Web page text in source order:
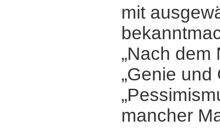
mit
„Nach dem
„Genie und
mancher